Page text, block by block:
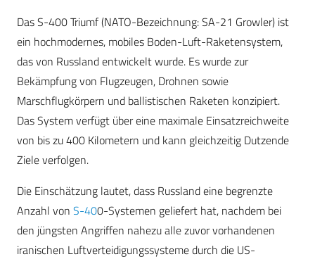
Das S-400 Triumf (NATO-Bezeichnung: SA-21 Growler) ist
ein hochmodernes, mobiles Boden-Luft-Raketensystem,
das von Russland entwickelt wurde. Es wurde zur
Bekämpfung von Flugzeugen, Drohnen sowie
Marschflugkörpern und ballistischen Raketen konzipiert.
Das System verfügt über eine maximale Einsatzreichweite
von bis zu 400 Kilometern und kann gleichzeitig Dutzende
Ziele verfolgen.
Die Einschätzung lautet, dass Russland eine begrenzte
Anzahl von S-400-Systemen geliefert hat, nachdem bei
den jüngsten Angriffen nahezu alle zuvor vorhandenen
iranischen Luftverteidigungssysteme durch die US-